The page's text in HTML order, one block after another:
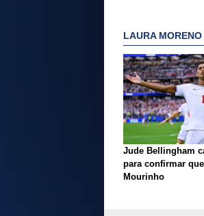
LAURA
Jude Bellingham
para confirmar
Mourinho